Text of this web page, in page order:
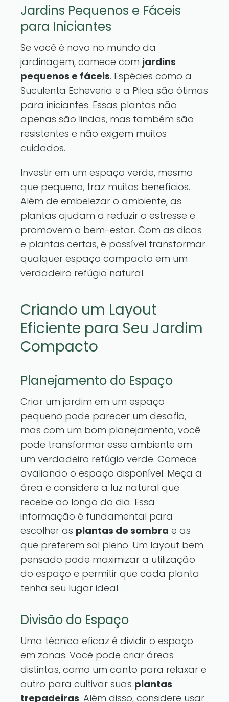
Jardins Pequenos e Fáceis
para Iniciantes
Se você é novo no mundo da
jardinagem, comece com jardins
pequenos e fáceis. Espécies como a
Suculenta Echeveria e a Pilea são ótimas
para iniciantes. Essas plantas não
apenas são lindas, mas também são
resistentes e não exigem muitos
cuidados.
Investir em um espaço verde, mesmo
que pequeno, traz muitos benefícios.
Além de embelezar o ambiente, as
plantas ajudam a reduzir o estresse e
promovem o bem-estar. Com as dicas
e plantas certas, é possível transformar
qualquer espaço compacto em um
verdadeiro refúgio natural.
Criando um Layout
Eficiente para Seu Jardim
Compacto
Planejamento do Espaço
Criar um jardim em um espaço
pequeno pode parecer um desafio,
mas com um bom planejamento, você
pode transformar esse ambiente em
um verdadeiro refúgio verde. Comece
avaliando o espaço disponível. Meça a
área e considere a luz natural que
recebe ao longo do dia. Essa
informação é fundamental para
escolher as plantas de sombra e as
que preferem sol pleno. Um layout bem
pensado pode maximizar a utilização
do espaço e permitir que cada planta
tenha seu lugar ideal.
Divisão do Espaço
Uma técnica eficaz é dividir o espaço
em zonas. Você pode criar áreas
distintas, como um canto para relaxar e
outro para cultivar suas plantas
trepadeiras. Além disso, considere usar